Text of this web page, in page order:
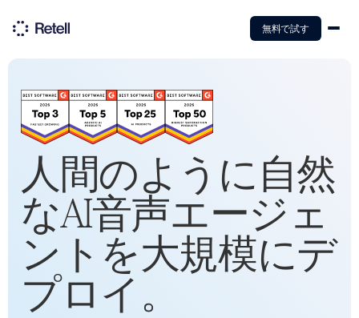
無料で試す
人間のように自然
なAI音声エージェ
ントを大規模にデ
プロイ。